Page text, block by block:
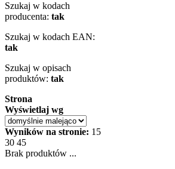
Szukaj w kodach
producenta: tak
Szukaj w kodach EAN:
tak
Szukaj w opisach
produktów: tak
Strona
Wyświetlaj wg
Wyników na stronie: 15
30 45
Brak produktów ...